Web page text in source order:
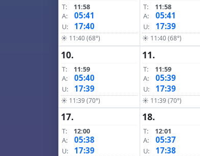
T:
11:58
A:
05:41
U: 17:40
☀ 11:40 (68°)
T:
11:58
A:
05:41
U: 17:39
☀ 11:40 (68°)
10.
T:
11:59
A:
05:40
U: 17:39
☀ 11:39 (70°)
11.
T:
11:59
A:
05:39
U: 17:39
☀ 11:39 (70°)
17.
T:
12:00
A:
05:38
U: 17:39
18.
T:
12:01
A:
05:37
U: 17:38